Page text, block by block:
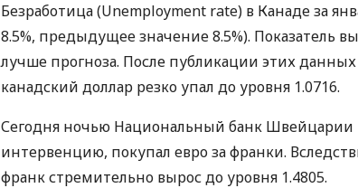
Безработица (Unemployment rate) в Канаде за
8.5%, предыдущее значение 8.5%). Показатель
лучше прогноза. После публикации этих
канадский доллар резко упал до уровня 1.0716.
Сегодня ночью Национальный банк Швейцарии
интервенцию, покупал евро за франки.
франк стремительно вырос до уровня 1.4805.